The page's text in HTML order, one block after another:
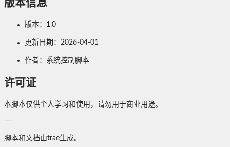
版本信息
版本：1.0
更新日期：2026-04-01
作者：系统控制脚本
许可证
本脚本仅供个人学习和使用，请勿用于商业用途。
---
脚本和文档由trae生成。